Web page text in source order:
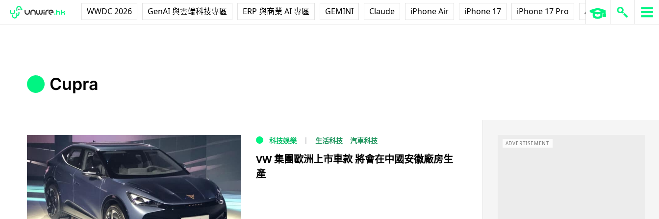
WWDC 2026 GenAI 與雲端科技專區 ERP 與商業 AI 專區 GEMINI Claude iPhone Air iPhone 17 iPhone 17 Pro AirPods Pro 3
Cupra
科技娛樂 生活科技 汽車科技
VW 集團歐洲上市車款 將會在中國安徽廠房生
產
ADVERTISEMENT